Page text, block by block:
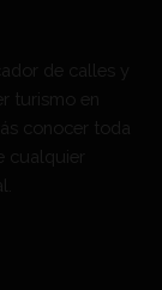
de calles y
turismo en
conocer toda
cualquier